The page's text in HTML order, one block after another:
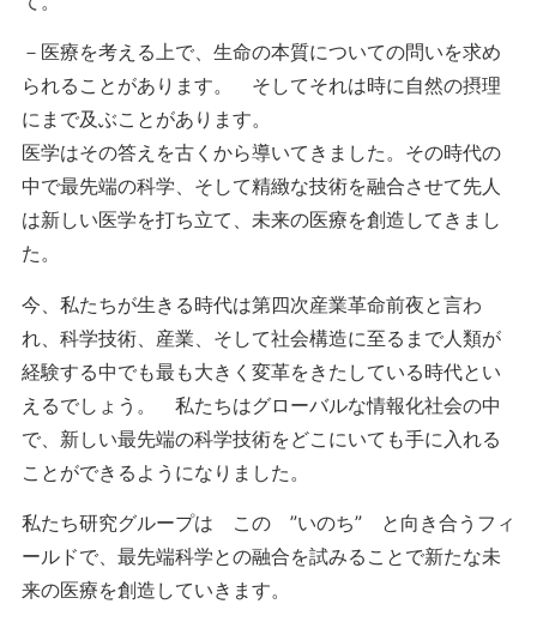
－医療を考える上で、生命の本質についての問いを求め
られることがあります。 そしてそれは時に自然の摂理
にまで及ぶことがあります。
医学はその答えを古くから導いてきました。その時代の
中で最先端の科学、そして精緻な技術を融合させて先人
は新しい医学を打ち立て、未来の医療を創造してきまし
た。
今、私たちが生きる時代は第四次産業革命前夜と言わ
れ、科学技術、産業、そして社会構造に至るまで人類が
経験する中でも最も大きく変革をきたしている時代とい
えるでしょう。 私たちはグローバルな情報化社会の中
で、新しい最先端の科学技術をどこにいても手に入れる
ことができるようになりました。
私たち研究グループは この ”いのち” と向き合うフィ
ールドで、最先端科学との融合を試みることで新たな未
来の医療を創造していきます。